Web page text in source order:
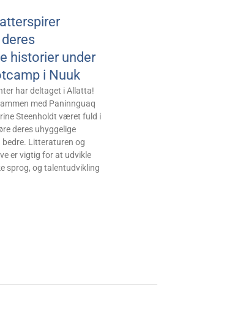
historier under
i Nuuk
har deltaget i Allatta!
med Paninnguaq
Steenholdt været fuld i
deres uhyggelige
bedre. Litteraturen og
er vigtig for at udvikle
sprog, og talentudvikling